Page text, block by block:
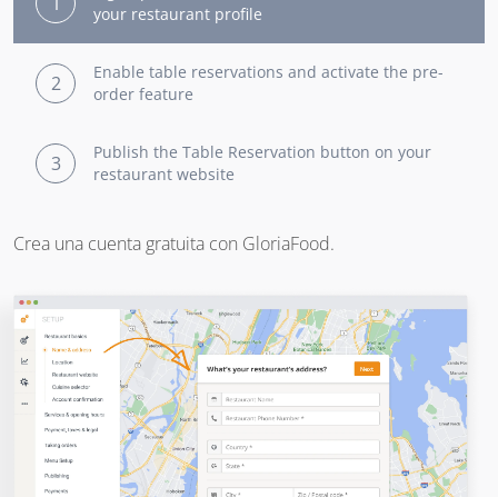
your restaurant profile
2
Enable table reservations and activate the pre-
order feature
3
Publish the Table Reservation button on your
restaurant website
Crea una cuenta gratuita con GloriaFood.